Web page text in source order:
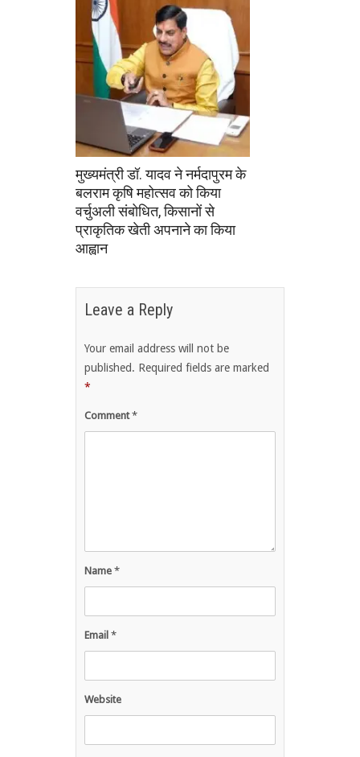
मुख्यमंत्री डॉ. यादव ने नर्मदापुरम के
बलराम कृषि महोत्सव को किया
वर्चुअली संबोधित, किसानों से
प्राकृतिक खेती अपनाने का किया
आह्वान
Leave a Reply
Your email address will not be
published. Required fields are marked
*
Comment*
Name *
Email *
Website